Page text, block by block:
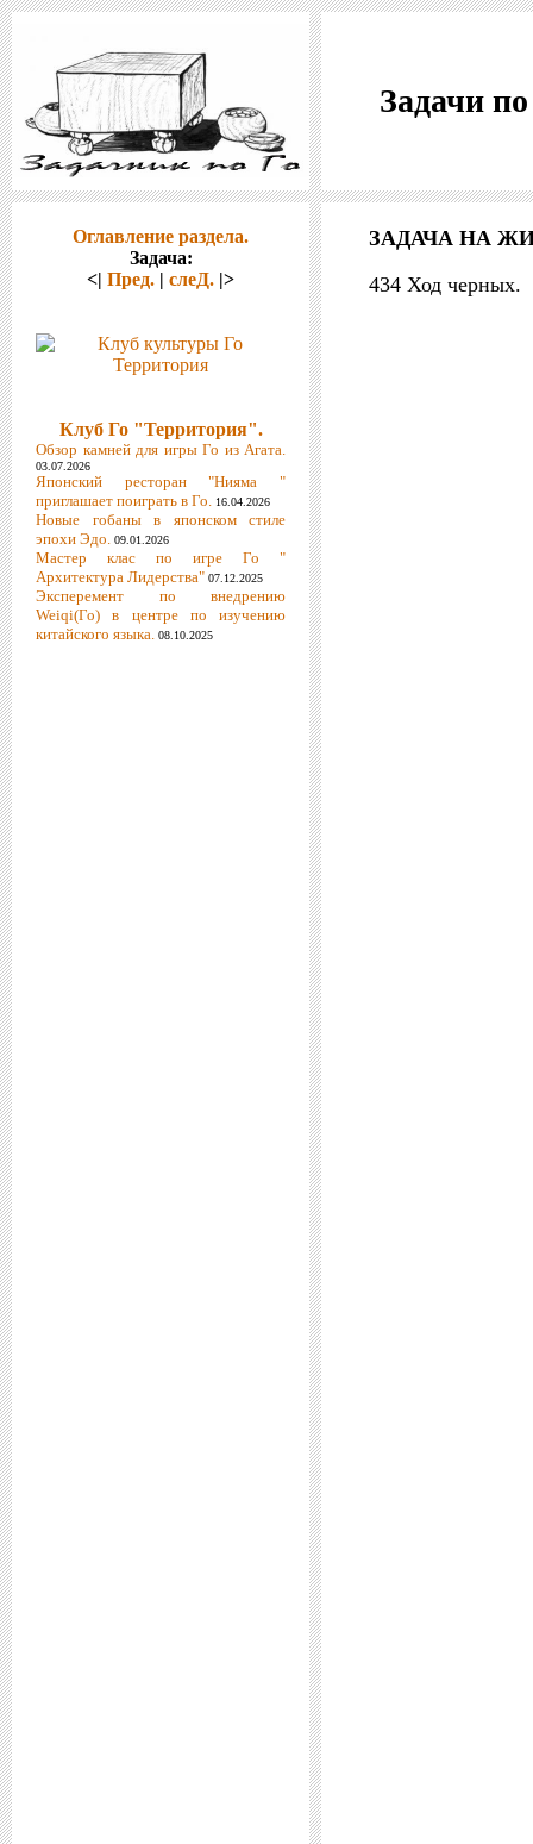
Задачи
Оглавление раздела.
Задача:
<| Пред. | слеД. |>
Клуб Го "Территория".
Обзор камней для игры Го из Агата.
03.07.2026
Японский ресторан "Нияма "
приглашает поиграть в Го. 16.04.2026
Новые гобаны в японском стиле
эпохи Эдо. 09.01.2026
Мастер клас по игре Го "
Архитектура Лидерства" 07.12.2025
Эксперемент по внедрению
Weiqi(Го) в центре по изучению
китайского языка. 08.10.2025
ЗАДАЧА НА
434 Ход черных.